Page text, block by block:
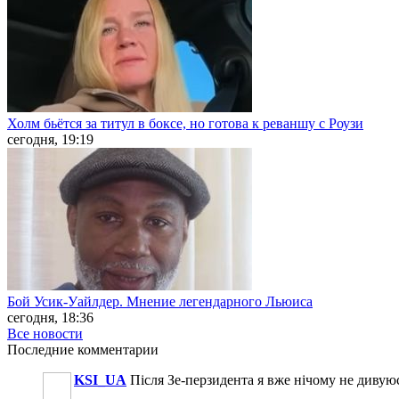
Холм бьётся за титул в боксе, но готова к реваншу с Роузи
сегодня, 19:19
Бой Усик-Уайлдер. Мнение легендарного Льюиса
сегодня, 18:36
Все новости
Последние комментарии
KSI_UA Після Зе-перзидента я вже нічому не